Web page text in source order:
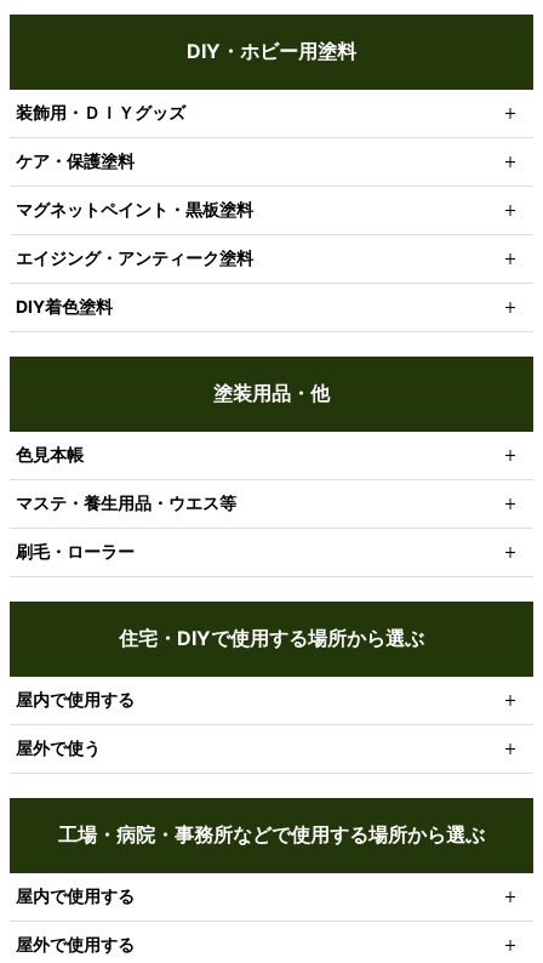
DIY・ホビー用塗料
装飾用・ＤＩＹグッズ
ケア・保護塗料
マグネットペイント・黒板塗料
エイジング・アンティーク塗料
DIY着色塗料
塗装用品・他
色見本帳
マステ・養生用品・ウエス等
刷毛・ローラー
住宅・DIYで使用する場所から選ぶ
屋内で使用する
屋外で使う
工場・病院・事務所などで使用する場所から選ぶ
屋内で使用する
屋外で使用する